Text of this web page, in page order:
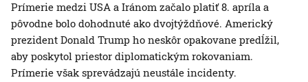
Prímerie medzi USA a Iránom začalo platiť 8. apríla a
pôvodne bolo dohodnuté ako dvojtýždňové. Americký
prezident Donald Trump ho neskôr opakovane predĺžil,
aby poskytol priestor diplomatickým rokovaniam.
Prímerie však sprevádzajú neustále incidenty.